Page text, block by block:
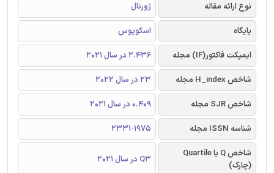
نوع ارائه مقاله
ژورنال
پایگاه
اسکوپوس
ایمپکت فاکتور(IF) مجله
2.436 در سال 2021
شاخص H_index مجله
23 در سال 2022
شاخص SJR مجله
0.409 در سال 2021
شناسه ISSN مجله
2331-1975
شاخص Q یا Quartile
(چارک)
Q3 در سال 2021